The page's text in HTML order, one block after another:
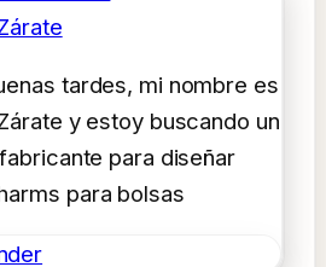
tardes, mi nombre es
y estoy buscando un
para diseñar
para bolsas